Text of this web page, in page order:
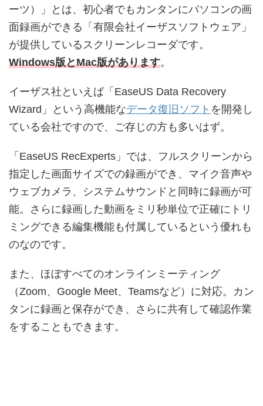
ーツ）」とは、初心者でもカンタンにパソコンの画
面録画ができる「有限会社イーザスソフトウェア」
が提供しているスクリーンレコーダです。
Windows版とMac版があります。
イーザス社といえば「EaseUS Data Recovery
Wizard」という高機能なデータ復旧ソフト を開発し
ている会社ですので、ご存じの方も多いはず。
「EaseUS RecExperts」では、フルスクリーンから
指定した画面サイズでの録画ができ、マイク音声や
ウェブカメラ、システムサウンドと同時に録画が可
能。さらに録画した動画をミリ秒単位で正確にトリ
ミングできる編集機能も付属しているという優れも
のなのです。
また、ほぼすべてのオンラインミーティング
（Zoom、Google Meet、Teamsなど）に対応。カン
タンに録画と保存ができ、さらに共有して確認作業
をすることもできます。